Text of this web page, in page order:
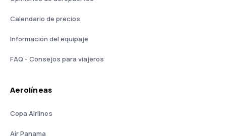
Calendario de precios
Información del equipaje
FAQ - Consejos para viajeros
Aerolíneas
Copa Airlines
Air Panama